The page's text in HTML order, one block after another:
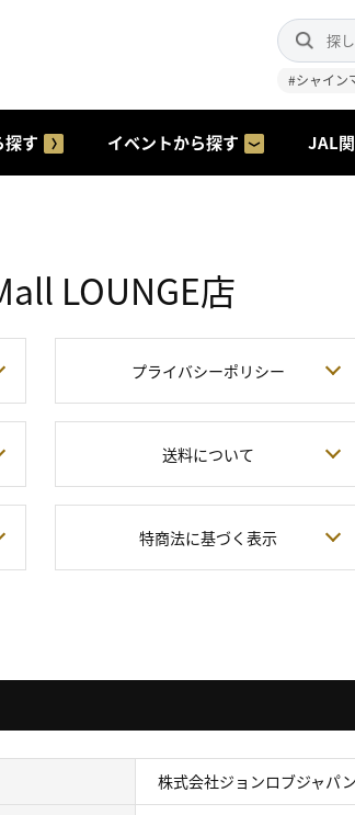
#シャイン
探す イベントから探す JAL
LOUNGE店
プライバシーポリシー
送料について
特商法に基づく表示
株式会社ジョンロブジャパン